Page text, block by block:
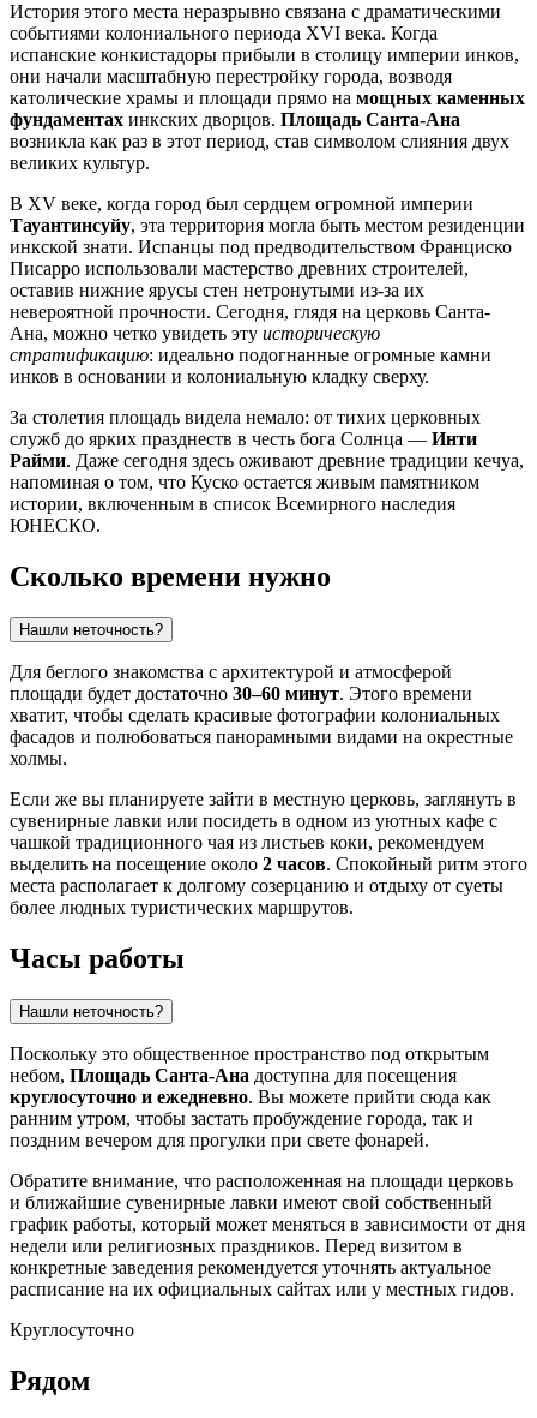
История этого места неразрывно связана с драматическими
событиями колониального периода XVI века. Когда
испанские конкистадоры прибыли в столицу империи инков,
они начали масштабную перестройку города, возводя
католические храмы и площади прямо на мощных каменных
фундаментах инкских дворцов. Площадь Санта-Ана
возникла как раз в этот период, став символом слияния двух
великих культур.
В XV веке, когда город был сердцем огромной империи
Тауантинсуйу, эта территория могла быть местом резиденции
инкской знати. Испанцы под предводительством Франциско
Писарро использовали мастерство древних строителей,
оставив нижние ярусы стен нетронутыми из-за их
невероятной прочности. Сегодня, глядя на церковь Санта-
Ана, можно четко увидеть эту историческую
стратификацию: идеально подогнанные огромные камни
инков в основании и колониальную кладку сверху.
За столетия площадь видела немало: от тихих церковных
служб до ярких празднеств в честь бога Солнца — Инти
Райми. Даже сегодня здесь оживают древние традиции кечуа,
напоминая о том, что Куско остается живым памятником
истории, включенным в список Всемирного наследия
ЮНЕСКО.
Сколько времени нужно
Нашли неточность?
Для беглого знакомства с архитектурой и атмосферой
площади будет достаточно 30–60 минут. Этого времени
хватит, чтобы сделать красивые фотографии колониальных
фасадов и полюбоваться панорамными видами на окрестные
холмы.
Если же вы планируете зайти в местную церковь, заглянуть в
сувенирные лавки или посидеть в одном из уютных кафе с
чашкой традиционного чая из листьев коки, рекомендуем
выделить на посещение около 2 часов. Спокойный ритм этого
места располагает к долгому созерцанию и отдыху от суеты
более людных туристических маршрутов.
Часы работы
Нашли неточность?
Поскольку это общественное пространство под открытым
небом, Площадь Санта-Ана доступна для посещения
круглосуточно и ежедневно. Вы можете прийти сюда как
ранним утром, чтобы застать пробуждение города, так и
поздним вечером для прогулки при свете фонарей.
Обратите внимание, что расположенная на площади церковь
и ближайшие сувенирные лавки имеют свой собственный
график работы, который может меняться в зависимости от дня
недели или религиозных праздников. Перед визитом в
конкретные заведения рекомендуется уточнять актуальное
расписание на их официальных сайтах или у местных гидов.
Круглосуточно
Рядом